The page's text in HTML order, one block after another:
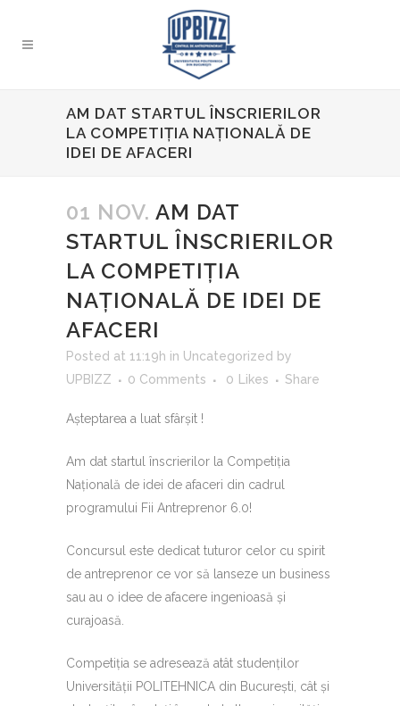
AM DAT STARTUL ÎNSCRIERILOR
LA COMPETIȚIA NAȚIONALĂ DE
IDEI DE AFACERI
01 NOV. AM DAT
STARTUL ÎNSCRIERILOR
LA COMPETIȚIA
NAȚIONALĂ DE IDEI DE
AFACERI
Posted at 11:19h in Uncategorized by
UPBIZZ
0 Comments 0 Likes Share
Așteptarea a luat sfârșit !
Am dat startul înscrierilor la Competiția
Națională de idei de afaceri din cadrul
programului Fii Antreprenor 6.0!
Concursul este dedicat tuturor celor cu spirit
de antreprenor ce vor să lanseze un business
sau au o idee de afacere ingenioasă și
curajoasă.
Competiția se adresează atât studenților
Universității POLITEHNICA din București, cât și